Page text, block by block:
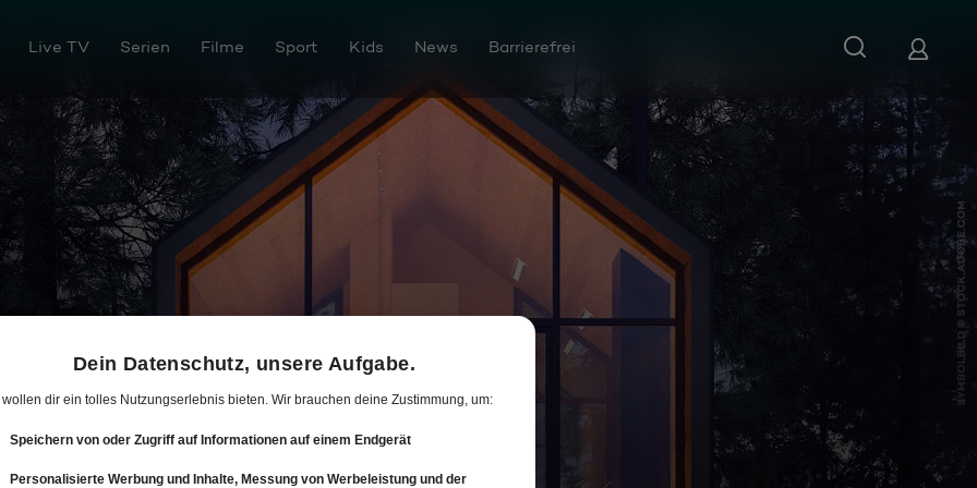
Live TV Serien Filme Sport Kids News Barrierefrei